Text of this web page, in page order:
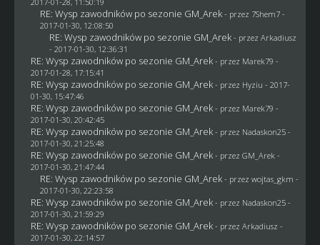
RE: Wysp zawodników po sezonie GM_Arek - przez 7Shem7-
2017-01-30, 12:08:50
RE: Wysp zawodników po sezonie GM_Arek - przez Arkadiusz
- 2017-01-30, 12:36:31
RE: Wysp zawodników po sezonie GM_Arek - przez Marek79 -
2017-01-28, 17:15:41
RE: Wysp zawodników po sezonie GM_Arek - przez Hyziu - 2017-
01-30, 15:47:46
RE: Wysp zawodników po sezonie GM_Arek - przez Marek79 -
2017-01-30, 20:42:45
RE: Wysp zawodników po sezonie GM_Arek - przez Nadaskon25-
2017-01-30, 21:25:48
RE: Wysp zawodników po sezonie GM_Arek - przez GM_Arek -
2017-01-30, 21:47:44
RE: Wysp zawodników po sezonie GM_Arek - przez wojtas_gkm -
2017-01-30, 22:23:58
RE: Wysp zawodników po sezonie GM_Arek - przez Nadaskon25-
2017-01-30, 21:59:29
RE: Wysp zawodników po sezonie GM_Arek - przez Arkadiusz -
2017-01-30, 22:14:57